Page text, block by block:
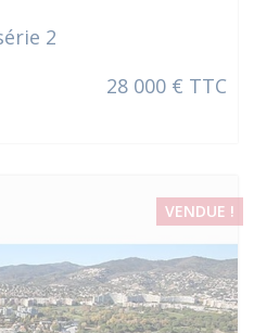
2
28 000 € TTC
VENDUE !